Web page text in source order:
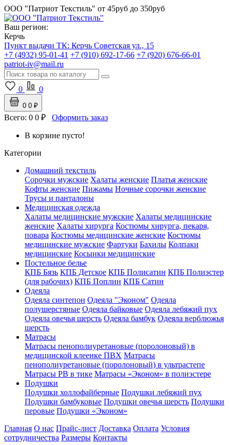
ООО "Патриот Текстиль" от 45руб до 350руб
Ваш регион:
Керчь
Пункт выдачи ТК: Керчь Советская ул., 15
+7 (4932) 95-01-41 +7 (910) 692-17-66 +7 (920) 676-66-01
patriot-iv@mail.ru
0 0
0 0 ₽
Всего: 0 0 ₽ Оформить заказ
В корзине пусто!
Категории
Домашний текстиль
Сорочки мужские Халаты женские Платья женские
Кофты женские Пижамы Ночные сорочки женские
Трусы и панталоны
Медицинская одежда
Халаты медицинские мужские Халаты медицинские
женские Халаты хирурга Костюмы хирурга, пекаря,
повара Костюмы медицинские женские Костюмы
медицинские мужские Фартуки Бахилы Колпаки
медицинские Косынки медицинские
Постельное белье
КПБ Бязь КПБ Детское КПБ Полисатин КПБ Полиэстер
(для рабочих) КПБ Поплин КПБ Сатин
Одеяла
Одеяла синтепон Одеяла "Эконом" Одеяла
полушерстяные Одеяла байковые Одеяла лебяжий пух
Одеяла овечья шерсть Одеяла бамбук Одеяла верблюжья
шерсть
Матрасы
Матрасы пенополиуретановые (поролоновый) в
медицинской клеенке ПВХ Матрасы
пенополиуретановые (поролоновый) в ультрастепе
Матрасы РВ в тике Матрасы «Эконом» в полиэстере
Подушки
Подушки холлофайберные Подушки лебяжий пух
Подушки бамбуковые Подушки овечья шерсть Подушки
перовые Подушки «Эконом»
Главная О нас Прайс-лист Доставка Оплата Условия
сотрудничества Размеры Контакты